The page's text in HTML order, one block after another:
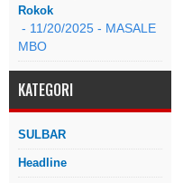
Rokok
- 11/20/2025 - MASALE
MBO
KATEGORI
SULBAR
Headline